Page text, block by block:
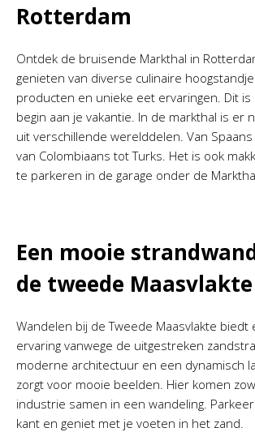
Rotterdam
Ontdek de bruisende Markthal in
genieten van diverse culinaire
producten en unieke eet ervaringen. Dit is
begin aan je vakantie. In de markthal is er
uit verschillende werelddelen. Van
van Colombiaans tot Turks. Het is ook
te parkeren in de garage onder de
Een mooie
de tweede Maasvlakte
Wandelen bij de Tweede Maasvlakte biedt
ervaring vanwege de uitgestreken
moderne architectuur en een dynamisch
zorgt voor mooie beelden. Hier komen
industrie samen in een wandeling.
kant en geniet met je voeten in het zand.